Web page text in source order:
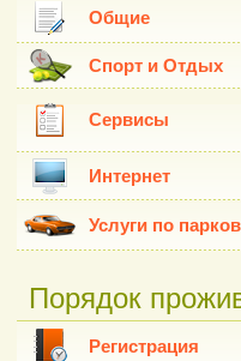
Общие
Спорт и Отдых
Сервисы
Интернет
Услуги по
Порядок
Регистрация